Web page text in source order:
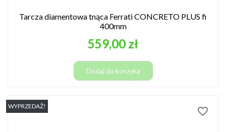
Tarcza diamentowa tnąca Ferrati CONCRETO PLUS fi
400mm
Cena
559,00 zł
Dodaj do koszyka
WYPRZEDAŻ! favorite_border